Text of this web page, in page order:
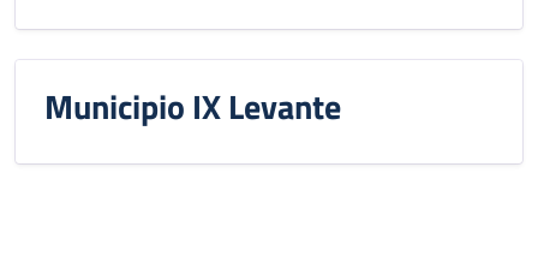
Municipio IX Levante